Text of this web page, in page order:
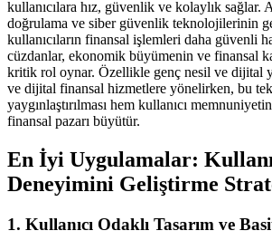
kullanıcılara hız, güvenlik ve kolaylık sağlar.
doğrulama ve siber güvenlik teknolojilerinin
kullanıcıların finansal işlemleri daha güvenli
cüzdanlar, ekonomik büyümenin ve finansal
kritik rol oynar. Özellikle genç nesil ve dijital
ve dijital finansal hizmetlere yönelirken, bu
yaygınlaştırılması hem kullanıcı
finansal pazarı büyütür.
En İyi Uygulamalar:
Deneyimini Geliştirme
1. Kullanıcı Odaklı Tasarım ve